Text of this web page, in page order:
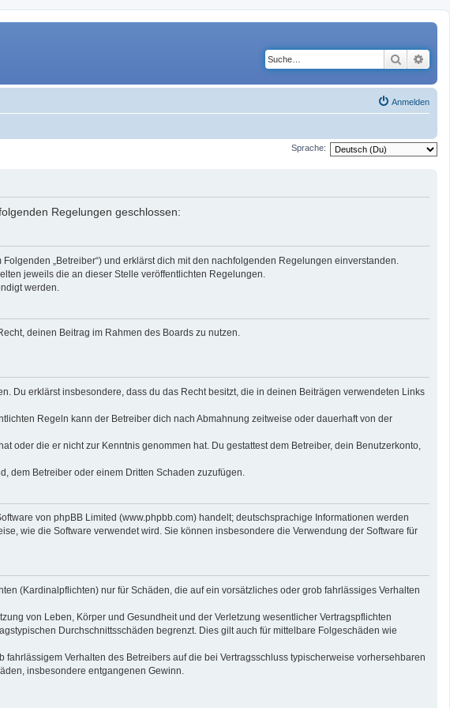
Suche
Anmelden
Sprache:
Regelungen geschlossen:
„Betreiber“) und erklärst dich mit den nachfolgenden Regelungen einverstanden.
jeweils die an dieser Stelle veröffentlichten Regelungen.
werden.
deinen Beitrag im Rahmen des Boards zu nutzen.
Du erklärst insbesondere, dass du das Recht besitzt, die in deinen Beiträgen verwendeten Links
Regeln kann der Betreiber dich nach Abmahnung zeitweise oder dauerhaft von der
oder die er nicht zur Kenntnis genommen hat. Du gestattest dem Betreiber, dein Benutzerkonto,
dem Betreiber oder einem Dritten Schaden zuzufügen.
von phpBB Limited (www.phpbb.com) handelt; deutschsprachige Informationen werden
wie die Software verwendet wird. Sie können insbesondere die Verwendung der Software für
(Kardinalpflichten) nur für Schäden, die auf ein vorsätzliches oder grob fahrlässiges Verhalten
von Leben, Körper und Gesundheit und der Verletzung wesentlicher Vertragspflichten
Durchschnittsschäden begrenzt. Dies gilt auch für mittelbare Folgeschäden wie
Verhalten des Betreibers auf die bei Vertragsschluss typischerweise vorhersehbaren
insbesondere entgangenen Gewinn.